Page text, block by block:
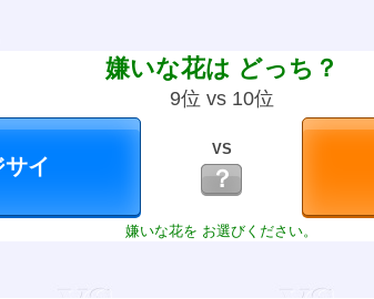
嫌いな花は どっち？
9位 vs 10位
VS
？
嫌いな花を お選びください。